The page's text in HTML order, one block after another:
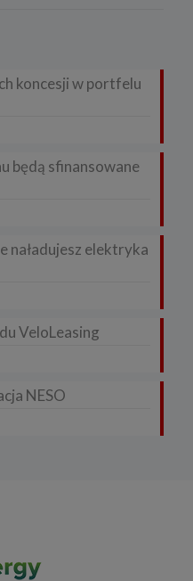
koncesji w portfelu
będą sfinansowane
naładujesz elektryka
VeloLeasing
NESO